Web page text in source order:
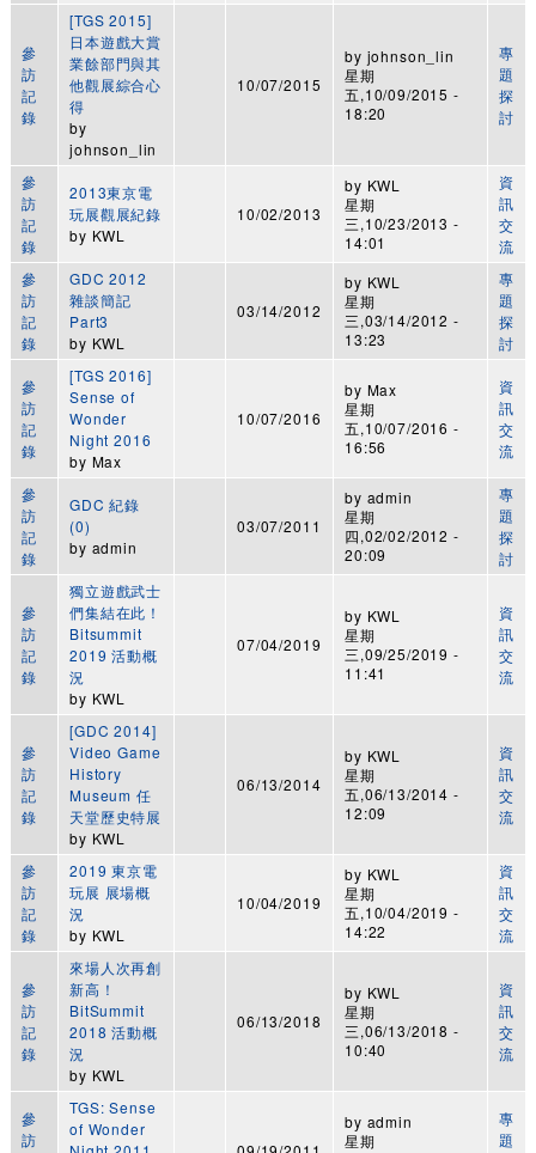
參
訪
記
錄
[TGS 2015]
日本遊戲大賞
業餘部門與其
他觀展綜合心
得
by
johnson_lin
10/07/2015
by johnson_lin
星期
五,10/09/2015 -
18:20
專
題
探
討
參
訪
記
錄
2013東京電
玩展觀展紀錄
by KWL
10/02/2013
by KWL
星期
三,10/23/2013 -
14:01
資
訊
交
流
參
訪
記
錄
GDC 2012
雜談簡記
Part3
by KWL
03/14/2012
by KWL
星期
三,03/14/2012 -
13:23
專
題
探
討
參
訪
記
錄
[TGS 2016]
Sense of
Wonder
Night 2016
by Max
10/07/2016
by Max
星期
五,10/07/2016 -
16:56
資
訊
交
流
參
訪
記
錄
GDC 紀錄
(0)
by admin
03/07/2011
by admin
星期
四,02/02/2012 -
20:09
專
題
探
討
參
訪
記
錄
獨立遊戲武士
們集結在此！
Bitsummit
2019 活動概
況
by KWL
07/04/2019
by KWL
星期
三,09/25/2019 -
11:41
資
訊
交
流
參
訪
記
錄
[GDC 2014]
Video Game
History
Museum 任
天堂歷史特展
by KWL
06/13/2014
by KWL
星期
五,06/13/2014 -
12:09
資
訊
交
流
參
訪
記
錄
2019 東京電
玩展 展場概
況
by KWL
10/04/2019
by KWL
星期
五,10/04/2019 -
14:22
資
訊
交
流
參
訪
記
錄
來場人次再創
新高！
BitSummit
2018 活動概
況
by KWL
06/13/2018
by KWL
星期
三,06/13/2018 -
10:40
資
訊
交
流
參
訪
TGS: Sense
of Wonder
by admin
星期
專
題